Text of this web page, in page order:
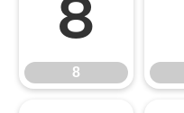
8
8